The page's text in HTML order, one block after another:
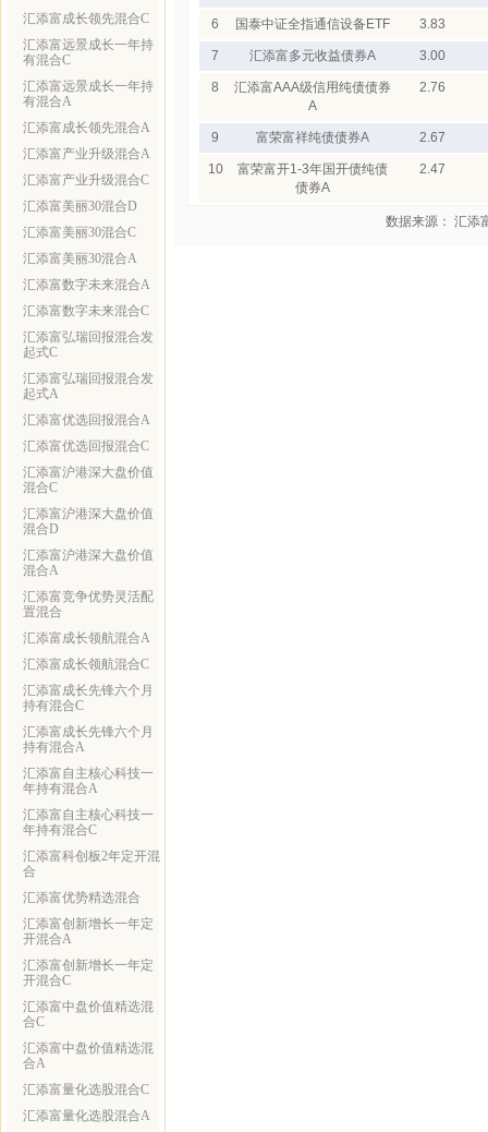
汇添富成长领先混合C
汇添富远景成长一年持
有混合C
汇添富远景成长一年持
有混合A
汇添富成长领先混合A
汇添富产业升级混合A
汇添富产业升级混合C
汇添富美丽30混合D
汇添富美丽30混合C
汇添富美丽30混合A
汇添富数字未来混合A
汇添富数字未来混合C
汇添富弘瑞回报混合发
起式C
汇添富弘瑞回报混合发
起式A
汇添富优选回报混合A
汇添富优选回报混合C
汇添富沪港深大盘价值
混合C
汇添富沪港深大盘价值
混合D
汇添富沪港深大盘价值
混合A
汇添富竞争优势灵活配
置混合
汇添富成长领航混合A
汇添富成长领航混合C
汇添富成长先锋六个月
持有混合C
汇添富成长先锋六个月
持有混合A
汇添富自主核心科技一
年持有混合A
汇添富自主核心科技一
年持有混合C
汇添富科创板2年定开混
合
汇添富优势精选混合
汇添富创新增长一年定
开混合A
汇添富创新增长一年定
开混合C
汇添富中盘价值精选混
合C
汇添富中盘价值精选混
合A
汇添富量化选股混合C
汇添富量化选股混合A
6 国泰中证全指通信设备ETF 3.83
7 汇添富多元收益债券A 3.00
8
汇添富AAA级信用纯债债券
A
2.76
9 富荣富祥纯债债券A 2.67
10
富荣富开1-3年国开债纯债
债券A
2.47
数据来源： 汇添